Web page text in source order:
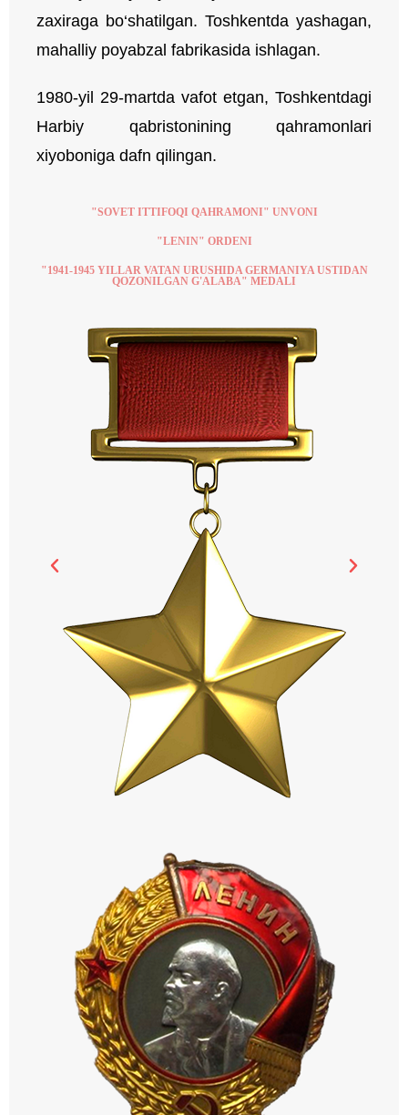
zaxiraga bo‘shatilgan. Toshkentda yashagan,
mahalliy poyabzal fabrikasida ishlagan.
1980-yil 29-martda vafot etgan, Toshkentdagi
Harbiy qabristonining qahramonlari
xiyoboniga dafn qilingan.
"SOVET ITTIFOQI QAHRAMONI" UNVONI
"LENIN" ORDENI
"1941-1945 YILLAR VATAN URUSHIDA GERMANIYA USTIDAN
QOZONILGAN G'ALABA" MEDALI